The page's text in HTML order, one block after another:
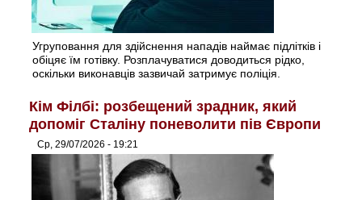
Угруповання для здійснення нападів наймає підлітків і
обіцяє їм готівку. Розплачуватися доводиться рідко,
оскільки виконавців зазвичай затримує поліція.
Кім Філбі: розбещений зрадник, який
допоміг Сталіну поневолити пів Європи
Ср, 29/07/2026 - 19:21